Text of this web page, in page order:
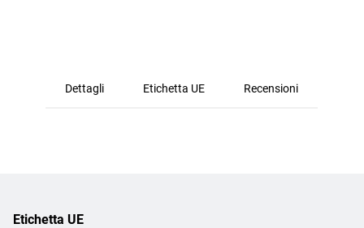
Dettagli Etichetta UE Recensioni
Etichetta UE